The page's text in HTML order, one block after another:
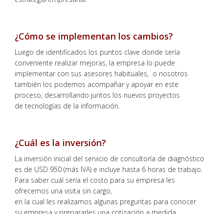
¿Cómo se implementan los cambios?
Luego de identificados los puntos clave donde sería
conveniente realizar mejoras, la empresa lo puede
implementar con sus asesores habituales, o nosotros
también los podemos acompañar y apoyar en este
proceso, desarrollando juntos los nuevos proyectos
de tecnologías de la información.
¿Cuál es la inversión?
La inversión inicial del servicio de consultoría de diagnóstico
es de USD 950 (más IVA) e incluye hasta 6 horas de trabajo.
Para saber cuál sería el costo para su empresa les
ofrecemos una visita sin cargo,
en la cual les realizamos algunas preguntas para conocer